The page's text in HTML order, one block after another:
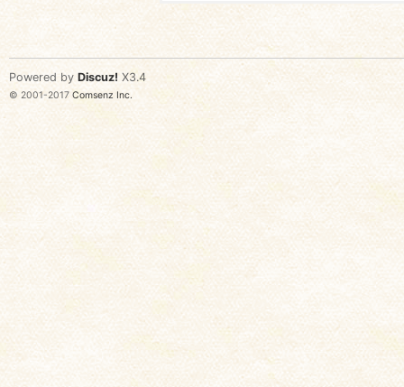
Powered by Discuz! X3.4
© 2001-2017 Comsenz Inc.